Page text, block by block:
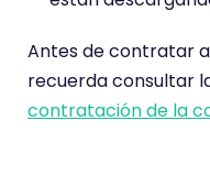
Antes de contratar
recuerda consultar
contratación de la